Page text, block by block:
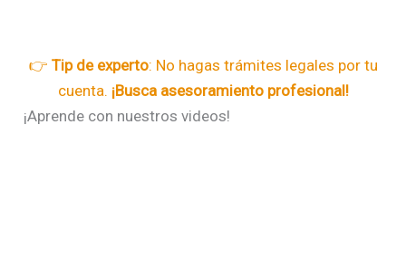
👉 Tip de experto: No hagas trámites legales por tu
cuenta. ¡Busca asesoramiento profesional!
¡Aprende con nuestros videos!